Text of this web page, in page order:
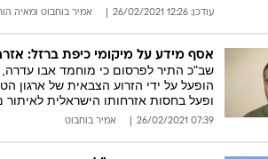
עודכן: 12:26 26/02/2021 אמיר בוחבוט מאיה
אסף מידע על מיקומי כיפת ברזל:
שב"כ התיר לפרסום כי מוחמד אבו עדרה,
הופעל על ידי הזרוע הצבאית של ארגון
ופעל בחסות אזרחותו הישראלית לאיתור
07:39 26/02/2021 אמיר בוחבוט